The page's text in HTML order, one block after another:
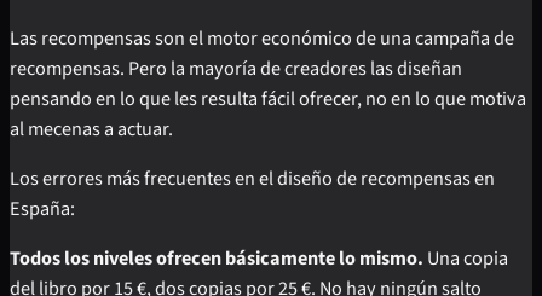
Las recompensas son el motor económico de una campaña de
recompensas. Pero la mayoría de creadores las diseñan
pensando en lo que les resulta fácil ofrecer, no en lo que motiva
al mecenas a actuar.
Los errores más frecuentes en el diseño de recompensas en
España:
Todos los niveles ofrecen básicamente lo mismo. Una copia
del libro por 15 €, dos copias por 25 €. No hay ningún salto